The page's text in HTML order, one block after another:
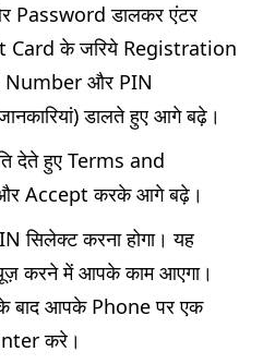
Password डालकर एंटर
Card के जरिये Registration
Number और PIN
डालते हुए आगे बढ़े।
देते हुए Terms and
Accept करके आगे बढ़े।
सिलेक्ट करना होगा। यह
करने में आपके काम आएगा।
बाद आपके Phone पर एक
करे।